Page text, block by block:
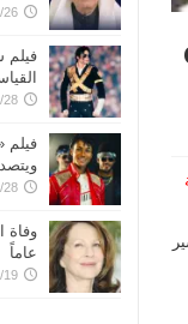
26
فيلم
28
فيلم
28
عاماً
19